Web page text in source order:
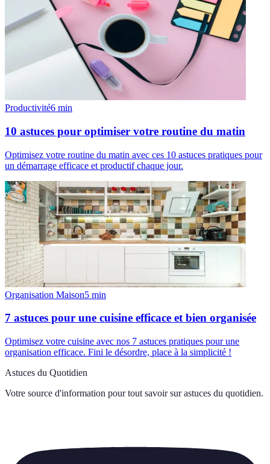
Productivité6 min
10 astuces pour optimiser votre routine du matin
Optimisez votre routine du matin avec ces 10 astuces pratiques pour
un démarrage efficace et productif chaque jour.
Organisation Maison5 min
7 astuces pour une cuisine efficace et bien organisée
Optimisez votre cuisine avec nos 7 astuces pratiques pour une
organisation efficace. Fini le désordre, place à la simplicité !
Astuces du Quotidien
Votre source d'information pour tout savoir sur astuces du quotidien.